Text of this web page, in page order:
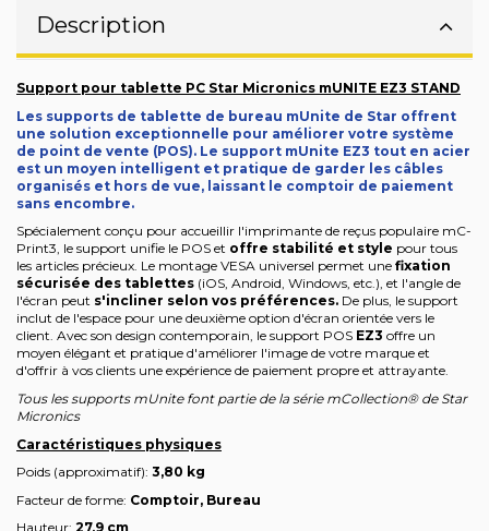
Description
Support pour tablette PC Star Micronics mUNITE EZ3 STAND
Les supports de tablette de bureau mUnite de Star offrent
une solution exceptionnelle pour améliorer votre système
de point de vente (POS). Le support mUnite EZ3 tout en acier
est un moyen intelligent et pratique de garder les câbles
organisés et hors de vue, laissant le comptoir de paiement
sans encombre.
Spécialement conçu pour accueillir l'imprimante de reçus populaire mC-
Print3, le support unifie le POS et offre stabilité et style pour tous
les articles précieux. Le montage VESA universel permet une fixation
sécurisée des tablettes (iOS, Android, Windows, etc.), et l'angle de
l'écran peut s'incliner selon vos préférences. De plus, le support
inclut de l'espace pour une deuxième option d'écran orientée vers le
client. Avec son design contemporain, le support POS EZ3 offre un
moyen élégant et pratique d'améliorer l'image de votre marque et
d'offrir à vos clients une expérience de paiement propre et attrayante.
Tous les supports mUnite font partie de la série mCollection® de Star
Micronics
Caractéristiques physiques
Poids (approximatif): 3,80 kg
Facteur de forme: Comptoir, Bureau
Hauteur: 27,9 cm